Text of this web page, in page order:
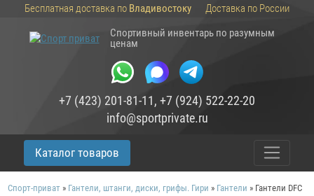
Бесплатная доставка по Владивостоку
Доставка по России
Спортивный инвентарь по разумным
ценам
+7 (423) 201-81-11, +7 (924) 522-22-20
info@sportprivate.ru
Каталог товаров
Спорт-приват » Гантели, штанги, диски, грифы. Гири » Гантели » Гантели DFC